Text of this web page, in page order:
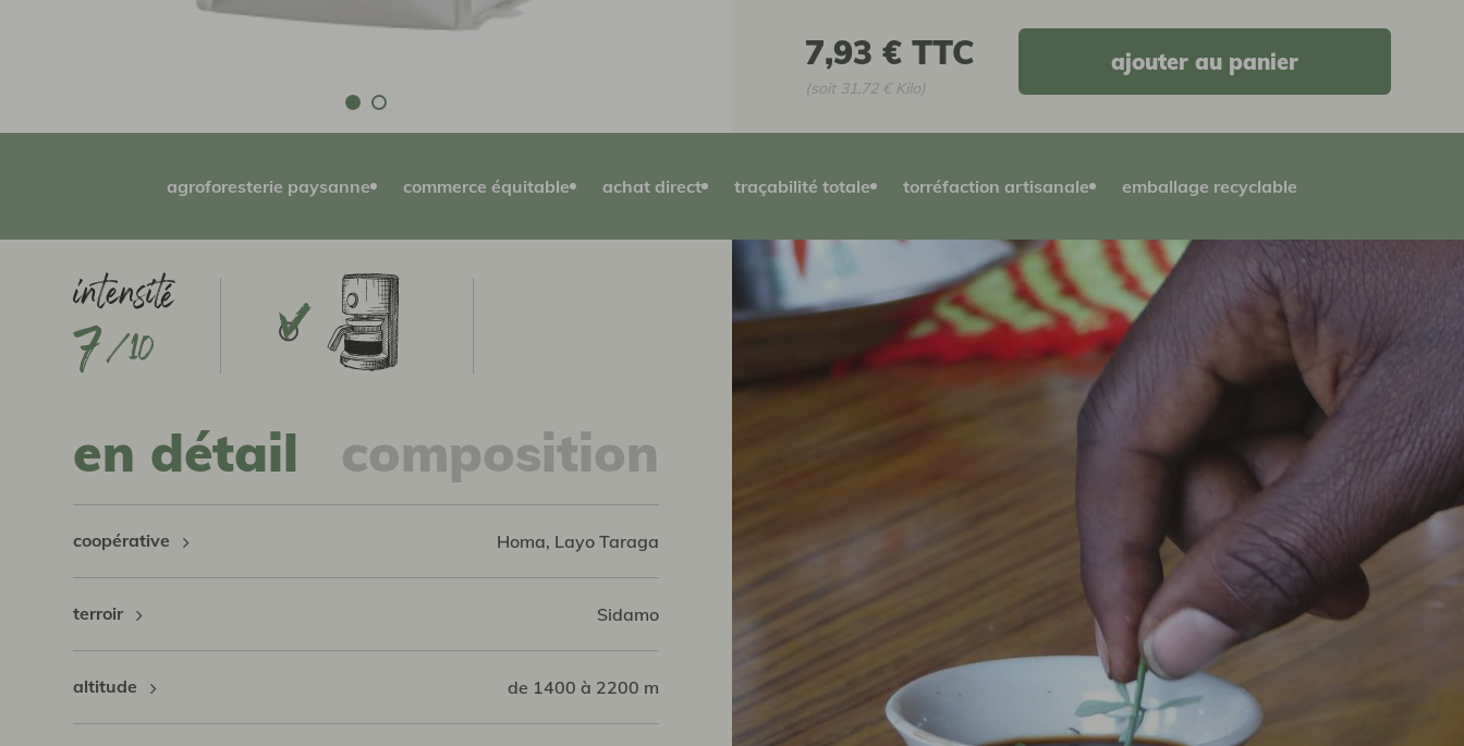
7,93 €TTC
(soit 31,72 € Kilo)
ajouter au panier
agroforesterie paysanne commerce équitable achat direct traçabilité totale torréfaction artisanale emballage recyclable
7
en détail composition
coopérative Homa, Layo Taraga
terroir Sidamo
altitude de 1400 à 2200 m